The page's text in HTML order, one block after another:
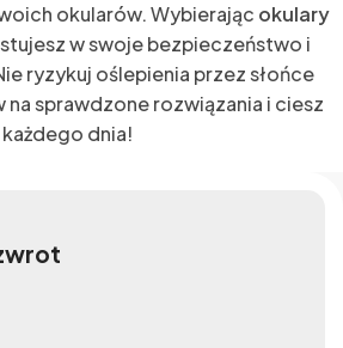
okularów. Wybierając okulary
w swoje bezpieczeństwo i
ryzykuj oślepienia przez słońce
sprawdzone rozwiązania i ciesz
dnia!